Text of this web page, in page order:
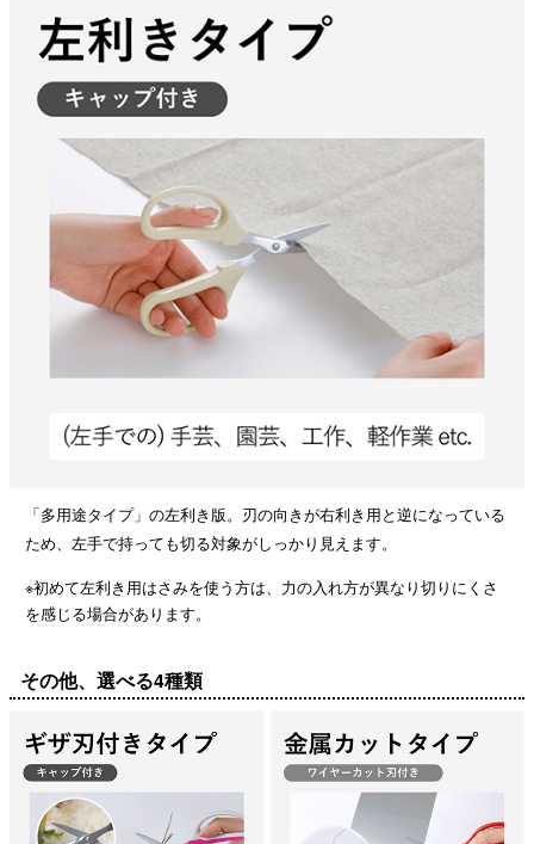
「多用途タイプ」の左利き版。刃の向きが右利き用と逆になっている
ため、左手で持っても切る対象がしっかり見えます。
※初めて左利き用はさみを使う方は、力の入れ方が異なり切りにくさ
を感じる場合があります。
その他、選べる4種類